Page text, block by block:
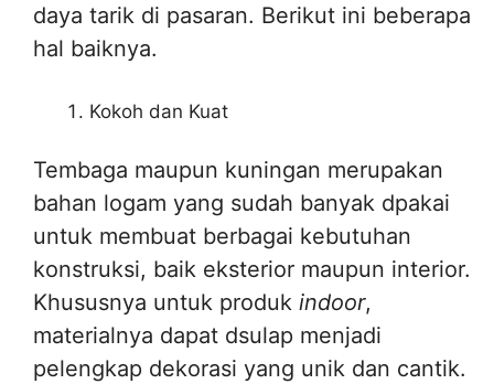
daya tarik di pasaran. Berikut ini beberapa
hal baiknya.
Kokoh dan Kuat
Tembaga maupun kuningan merupakan
bahan logam yang sudah banyak dpakai
untuk membuat berbagai kebutuhan
konstruksi, baik eksterior maupun interior.
Khususnya untuk produk indoor,
materialnya dapat dsulap menjadi
pelengkap dekorasi yang unik dan cantik.